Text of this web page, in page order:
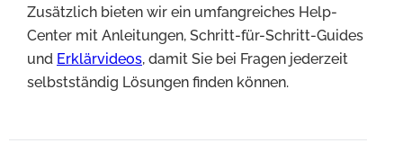
Zusätzlich bieten wir ein umfangreiches Help-
Center mit Anleitungen, Schritt-für-Schritt-Guides
und Erklärvideos, damit Sie bei Fragen jederzeit
selbstständig Lösungen finden können.